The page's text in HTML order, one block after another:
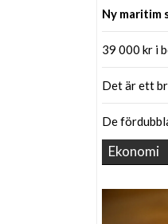
Ny maritim
39 000 kr i
Det är ett
De
Ekonomi